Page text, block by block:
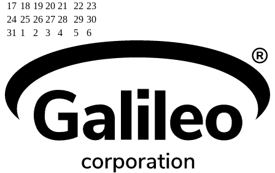
17 18 19 20 21 22 23
24 25 26 27 28 29 30
31 1 2 3 4 5 6